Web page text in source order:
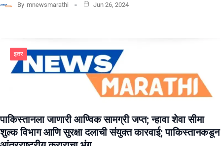
By mnewsmarathi Jun 26, 2024
इतर
पाकिस्तानला जाणारी आण्विक सामग्री जप्त; न्हावा शेवा सीमा
शुल्क विभाग आणि सुरक्षा दलाची संयुक्त कारवाई; पाकिस्तानकडून